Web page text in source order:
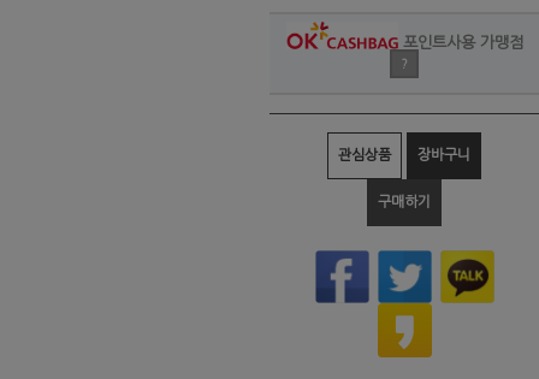
포인트사용 가맹점
?
관심상품 장바구니
구매하기